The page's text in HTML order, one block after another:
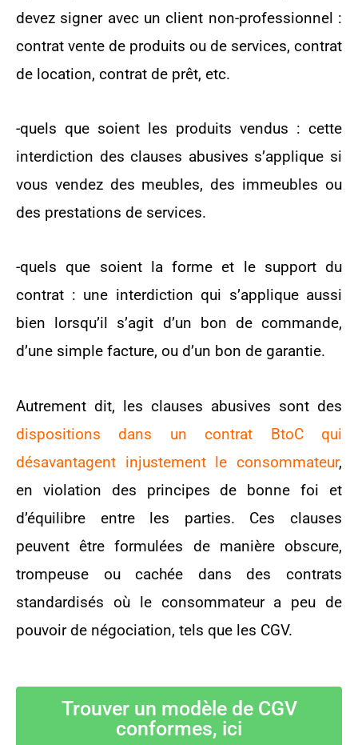
devez signer avec un client non-professionnel :
contrat vente de produits ou de services, contrat
de location, contrat de prêt, etc.
-quels que soient les produits vendus : cette
interdiction des clauses abusives s’applique si
vous vendez des meubles, des immeubles ou
des prestations de services.
-quels que soient la forme et le support du
contrat : une interdiction qui s’applique aussi
bien lorsqu’il s’agit d’un bon de commande,
d’une simple facture, ou d’un bon de garantie.
Autrement dit, les clauses abusives sont des
dispositions dans un contrat BtoC qui
désavantagent injustement le consommateur,
en violation des principes de bonne foi et
d’équilibre entre les parties. Ces clauses
peuvent être formulées de manière obscure,
trompeuse ou cachée dans des contrats
standardisés où le consommateur a peu de
pouvoir de négociation, tels que les CGV.
Trouver un modèle de CGV
conformes, ici